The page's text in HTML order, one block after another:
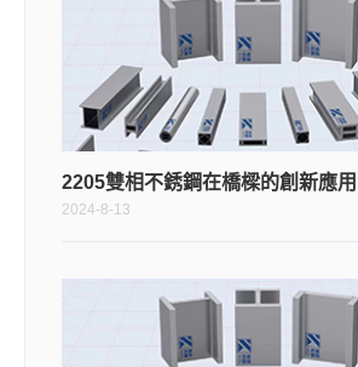
2205雙相不銹鋼在橋樑的創新應用
2024-8-13